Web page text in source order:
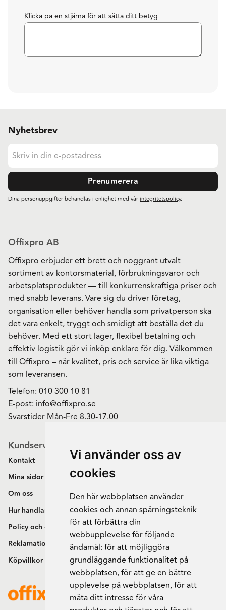
Vi använder oss av
cookies
Den här webbplatsen använder
cookies och annan spårningsteknik
för att förbättra din
webbupplevelse för följande
ändamål: för att möjliggöra
grundläggande funktionalitet på
webbplatsen,för att ge en bättre
upplevelse på webbplatsen,för att
mäta ditt intresse för våra
Klicka på en stjärna för att sätta ditt betyg
Nyhetsbrev
Prenumerera
Dina personuppgifter behandlas i enlighet med vårintegritetspolicy.
Offixpro AB
Offixpro erbjuder ett brett och noggrant utvalt
sortiment av kontorsmaterial, förbrukningsvaror och
arbetsplatsprodukter — till konkurrenskraftiga priser och
med snabb leverans. Vare sig du driver företag,
organisation eller behöver handla som privatperson ska
det vara enkelt, tryggt och smidigt att beställa det du
behöver. Med ett stort lager, flexibel betalning och
effektiv logistik gör vi inköp enklare för dig. Välkommen
till Offixpro – när kvalitet, pris och service är lika viktiga
som leveransen.
Telefon: 010 300 10 81
E-post: info@offixpro.se
Svarstider Mån-Fre 8.30-17.00
Kundservice
Kontakt
Mina sidor
Om oss
Hur handlar jag?
Policy och cookies
Reklamation och retur
Köpvillkor